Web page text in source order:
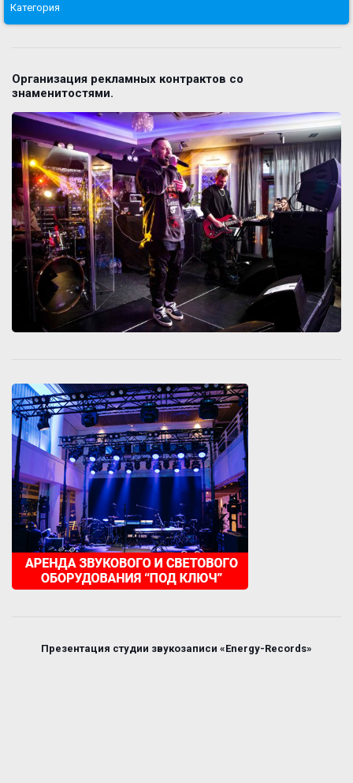
Категория
Организация рекламных контрактов со
знаменитостями.
Презентация студии звукозаписи «Energy-Records»